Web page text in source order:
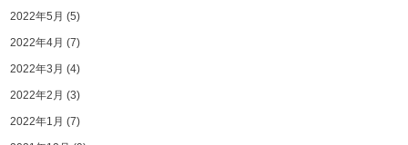
2022年5月 (5)
2022年4月 (7)
2022年3月 (4)
2022年2月 (3)
2022年1月 (7)